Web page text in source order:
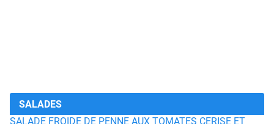
SALADES
SALADE FROIDE DE PENNE AUX TOMATES CERISE ET